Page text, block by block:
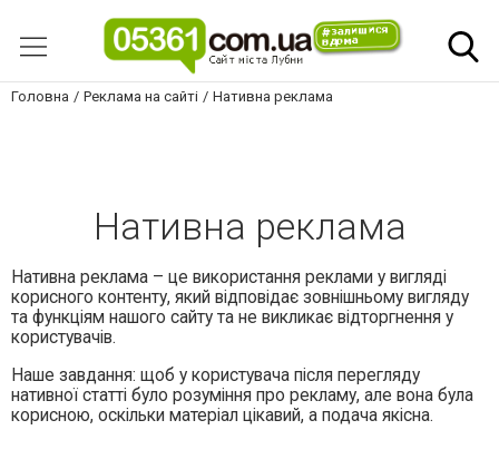
Головна Реклама на сайті Нативна реклама
Нативна реклама
Нативна реклама – це використання реклами у вигляді
корисного контенту, який відповідає зовнішньому вигляду
та функціям нашого сайту та не викликає відторгнення у
користувачів.
Наше завдання: щоб у користувача після перегляду
нативної статті було розуміння про рекламу, але вона була
корисною, оскільки матеріал цікавий, а подача якісна.